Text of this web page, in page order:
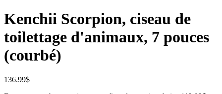
Kenchii Scorpion, ciseau de
toilettage d'animaux, 7 pouces
(courbé)
136.99$